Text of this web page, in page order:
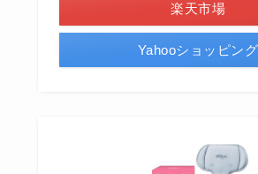
楽天市場
Yahooショッピング